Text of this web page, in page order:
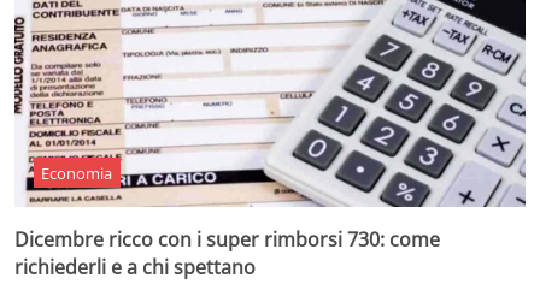
Economia
Dicembre ricco con i super rimborsi 730: come
richiederli e a chi spettano